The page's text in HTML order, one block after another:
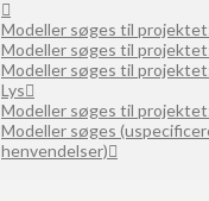
Modeller søges til
Modeller søges til
Modeller søges til
Lys
Modeller søges til
Modeller søges
henvendelser)